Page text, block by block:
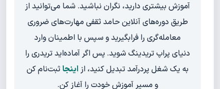
آموزش بیشتری دارید، نگران نباشید. شما می‌توانید از
طریق دوره‌های آنلاین حامد ثقفی مهارت‌های ضروری
معامله‌گری را فرابگیرید و سپس با اطمینان وارد
دنیای پراپ تریدینگ شوید. پس اگر آماده‌اید تریدری را
به یک شغل پردرآمد تبدیل کنید، از اینجاثبت‌نام کن
و مسیر آموزش خودت را آغاز کن.